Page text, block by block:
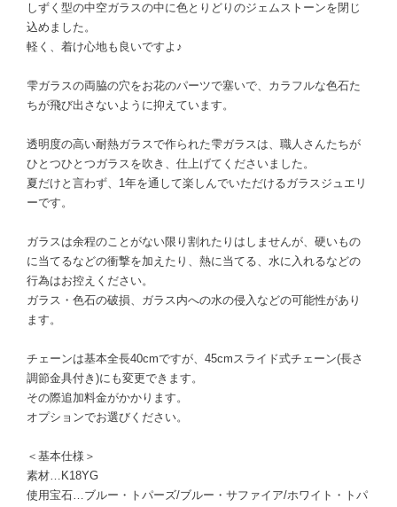
しずく型の中空ガラスの中に色とりどりのジェムストーンを閉じ
込めました。
軽く、着け心地も良いですよ♪
雫ガラスの両脇の穴をお花のパーツで塞いで、カラフルな色石た
ちが飛び出さないように抑えています。
透明度の高い耐熱ガラスで作られた雫ガラスは、職人さんたちが
ひとつひとつガラスを吹き、仕上げてくださいました。
夏だけと言わず、1年を通して楽しんでいただけるガラスジュエリ
ーです。
ガラスは余程のことがない限り割れたりはしませんが、硬いもの
に当てるなどの衝撃を加えたり、熱に当てる、水に入れるなどの
行為はお控えください。
ガラス・色石の破損、ガラス内への水の侵入などの可能性があり
ます。
チェーンは基本全長40cmですが、45cmスライド式チェーン(長さ
調節金具付き)にも変更できます。
その際追加料金がかかります。
オプションでお選びください。
＜基本仕様＞
素材…K18YG
使用宝石…ブルー・トパーズ/ブルー・サファイア/ホワイト・トパ